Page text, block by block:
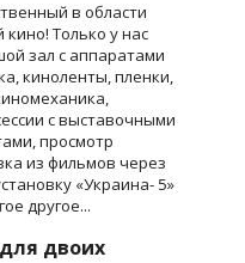
в области
кино! Только у нас
зал с аппаратами
киноленты, пленки,
с выставочными
просмотр
из фильмов через
«Украина- 5»
другое...
двоих